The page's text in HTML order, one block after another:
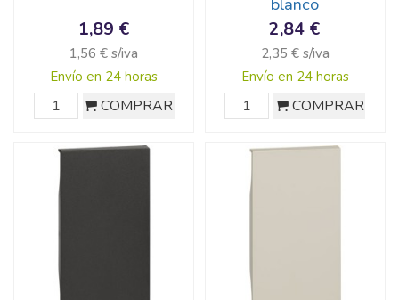
1,89 €
1,56 € s/iva
Envío en 24 horas
COMPRAR
2,84 €
2,35 € s/iva
Envío en 24 horas
COMPRAR